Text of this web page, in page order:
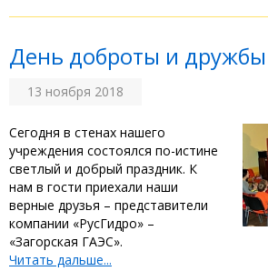
День доброты и дружбы
13 ноября 2018
Сегодня в стенах нашего
учреждения состоялся по-истине
светлый и добрый праздник. К
нам в гости приехали наши
верные друзья – представители
компании «РусГидро» –
«Загорская ГАЭС».
Читать дальше...